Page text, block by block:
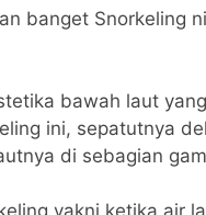
banget Snorkeling
bawah laut
ini, sepatutnya
di sebagian
yakni ketika air